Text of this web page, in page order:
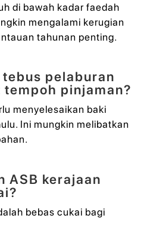
di bawah kadar faedah
mengalami kerugian
tahunan penting.
pelaburan
pinjaman?
menyelesaikan baki
Ini mungkin melibatkan
ASB kerajaan
bebas cukai bagi